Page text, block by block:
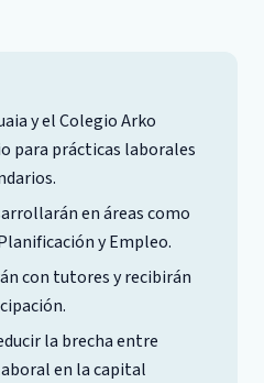
y el Colegio Arko
para prácticas laborales
en áreas como
y Empleo.
con tutores y recibirán
la brecha entre
en la capital